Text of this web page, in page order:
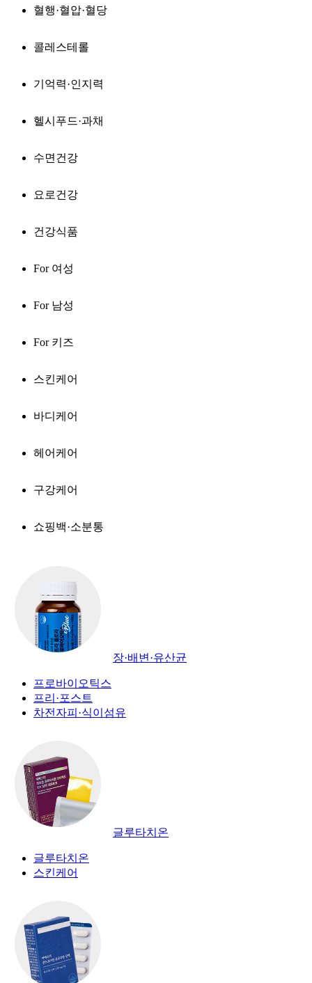
혈행·혈압·혈당
콜레스테롤
기억력·인지력
헬시푸드·과채
수면건강
요로건강
건강식품
For 여성
For 남성
For 키즈
스킨케어
바디케어
헤어케어
구강케어
쇼핑백·소분통
장·배변·유산균
프로바이오틱스
프리·포스트
차전자피·식이섬유
글루타치온
글루타치온
스킨케어